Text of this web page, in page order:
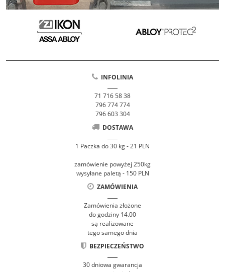
INFOLINIA
71 716 58 38
796 774 774
796 603 304
DOSTAWA
1 Paczka do 30 kg - 21 PLN
zamówienie powyżej 250kg
wysyłane paletą - 150 PLN
ZAMÓWIENIA
Zamówienia złożone
do godziny 14.00
są realizowane
tego samego dnia
BEZPIECZEŃSTWO
30 dniowa gwarancja